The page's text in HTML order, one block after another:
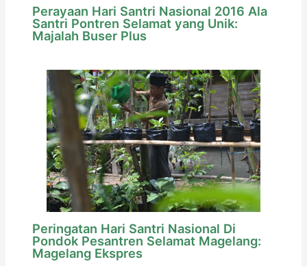
Perayaan Hari Santri Nasional 2016 Ala
Santri Pontren Selamat yang Unik:
Majalah Buser Plus
Peringatan Hari Santri Nasional Di
Pondok Pesantren Selamat Magelang:
Magelang Ekspres